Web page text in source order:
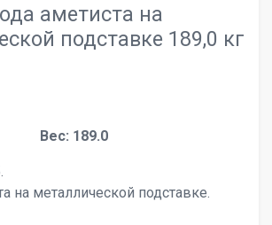
аметиста на
подставке 189,0 кг
Вес: 189.0
на металлической подставке.